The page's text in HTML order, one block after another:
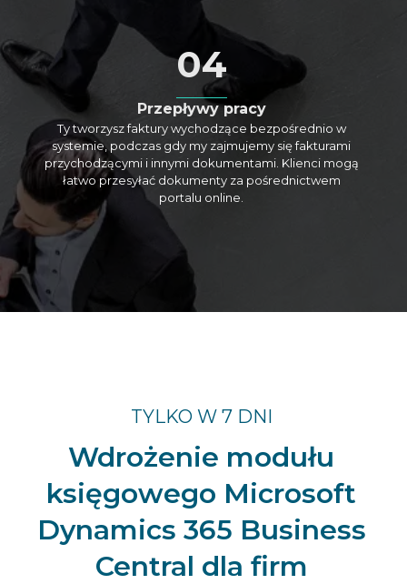
04
Przepływy pracy
Ty tworzysz faktury wychodzące bezpośrednio w
systemie, podczas gdy my zajmujemy się fakturami
przychodzącymi i innymi dokumentami. Klienci mogą
łatwo przesyłać dokumenty za pośrednictwem
portalu online.
TYLKO W 7 DNI
Wdrożenie modułu
księgowego Microsoft
Dynamics 365 Business
Central dla firm